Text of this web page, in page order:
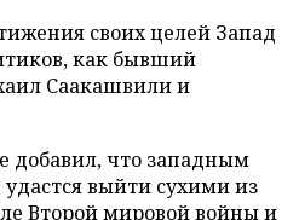
своих целей Запад
как бывший
Саакашвили и
добавил, что западным
удастся выйти сухими из
Второй мировой войны и